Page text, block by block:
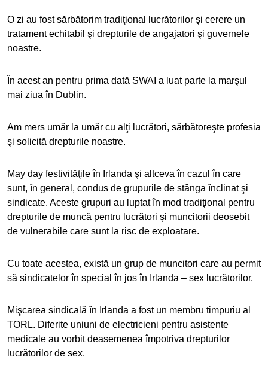
O zi au fost sărbătorim tradiţional lucrătorilor şi cerere un
tratament echitabil şi drepturile de angajatori şi guvernele
noastre.
În acest an pentru prima dată SWAI a luat parte la marşul
mai ziua în Dublin.
Am mers umăr la umăr cu alţi lucrători, sărbătoreşte profesia
şi solicită drepturile noastre.
May day festivităţile în Irlanda şi altceva în cazul în care
sunt, în general, condus de grupurile de stânga înclinat şi
sindicate. Aceste grupuri au luptat în mod tradiţional pentru
drepturile de muncă pentru lucrători şi muncitorii deosebit
de vulnerabile care sunt la risc de exploatare.
Cu toate acestea, există un grup de muncitori care au permit
să sindicatelor în special în jos în Irlanda – sex lucrătorilor.
Mişcarea sindicală în Irlanda a fost un membru timpuriu al
TORL. Diferite uniuni de electricieni pentru asistente
medicale au vorbit deasemenea împotriva drepturilor
lucrătorilor de sex.